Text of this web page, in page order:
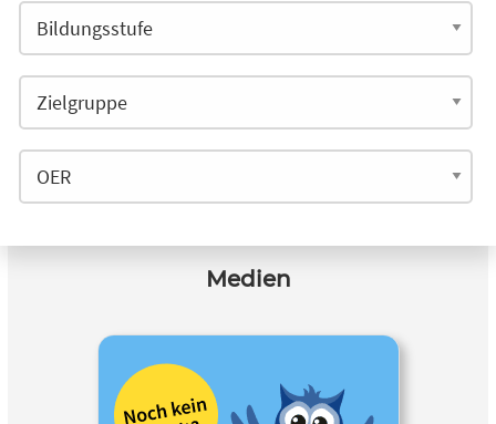
Medien